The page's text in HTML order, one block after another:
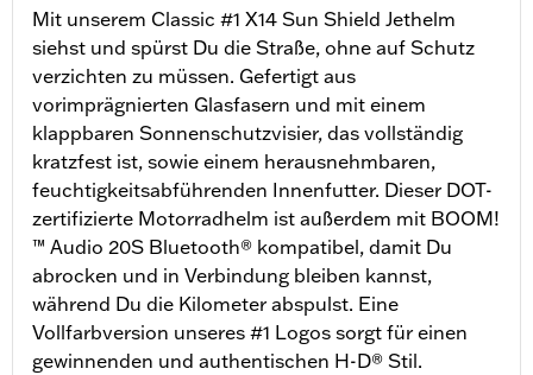
Mit unserem Classic #1 X14 Sun Shield Jethelm
siehst und spürst Du die Straße, ohne auf Schutz
verzichten zu müssen. Gefertigt aus
vorimprägnierten Glasfasern und mit einem
klappbaren Sonnenschutzvisier, das vollständig
kratzfest ist, sowie einem herausnehmbaren,
feuchtigkeitsabführenden Innenfutter. Dieser DOT-
zertifizierte Motorradhelm ist außerdem mit BOOM!
™ Audio 20S Bluetooth® kompatibel, damit Du
abrocken und in Verbindung bleiben kannst,
während Du die Kilometer abspulst. Eine
Vollfarbversion unseres #1 Logos sorgt für einen
gewinnenden und authentischen H-D® Stil.